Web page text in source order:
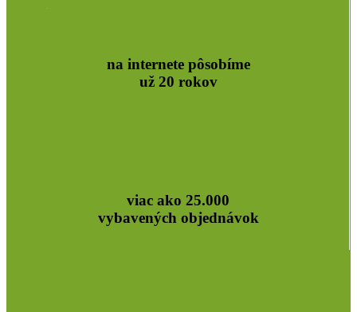
na internete pôsobíme
už 20 rokov
viac ako 25.000
vybavených objednávok